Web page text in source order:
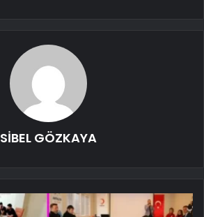
SİBEL GÖZKAYA